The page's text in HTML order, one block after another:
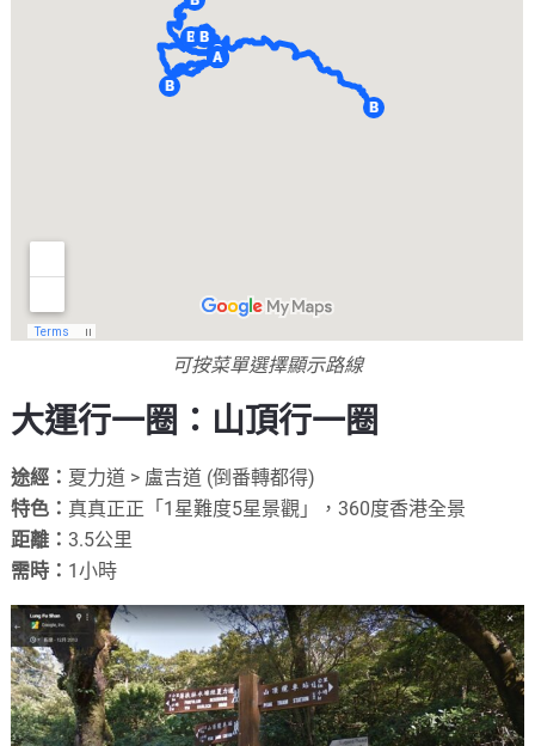
可按菜單選擇顯示路線
大運行一圈 ：山頂行一圈
途經： 夏力道 > 盧吉道 (倒番轉都得)
特色： 真真正正「1星難度5星景觀」，360度香港全景
距離：3.5公里
需時： 1小時